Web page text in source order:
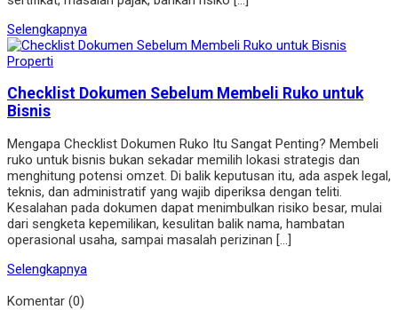
Selengkapnya
Properti
Checklist Dokumen Sebelum Membeli Ruko untuk
Bisnis
Mengapa Checklist Dokumen Ruko Itu Sangat Penting? Membeli
ruko untuk bisnis bukan sekadar memilih lokasi strategis dan
menghitung potensi omzet. Di balik keputusan itu, ada aspek legal,
teknis, dan administratif yang wajib diperiksa dengan teliti.
Kesalahan pada dokumen dapat menimbulkan risiko besar, mulai
dari sengketa kepemilikan, kesulitan balik nama, hambatan
operasional usaha, sampai masalah perizinan […]
Selengkapnya
Komentar (0)